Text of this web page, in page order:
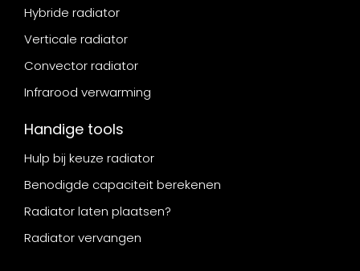
Hybride radiator
Verticale radiator
Convector radiator
Infrarood verwarming
Handige tools
Hulp bij keuze radiator
Benodigde capaciteit berekenen
Radiator laten plaatsen?
Radiator vervangen